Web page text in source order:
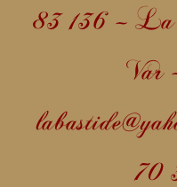
83 136 – La
Var
70